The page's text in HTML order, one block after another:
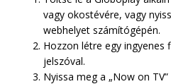
vagy okostévére, vagy
webhelyet számítógépén.
Hozzon létre egy ingyenes
jelszóval.
Nyissa meg a „Now on